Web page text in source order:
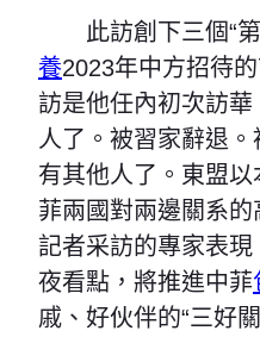
此訪創下三個“第
養2023年中方招待
訪是他任內初次訪
人了。被習家辭退
有其他人了。東盟
菲兩國對兩邊關系
記者采訪的專家表
夜看點，將推進中菲
戚、好伙伴的“三好